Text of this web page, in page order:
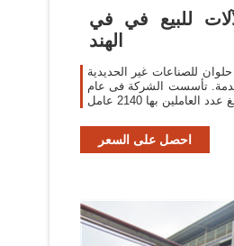
للبيع في في
الهند
للصناعات غير الحديدية
). المقدمة. تأسست الشركة فى عام
احصل على السعر